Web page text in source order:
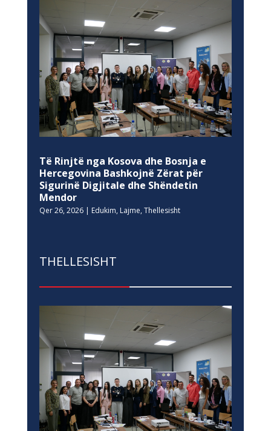
Të Rinjtë nga Kosova dhe Bosnja e
Hercegovina Bashkojnë Zërat për
Sigurinë Digjitale dhe Shëndetin
Mendor
Qer 26, 2026| Edukim, Lajme, Thellesisht
THELLESISHT